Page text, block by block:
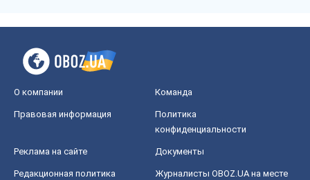
О компании Команда
Правовая информация
Политика
конфиденциальности
Реклама на сайте Документы
Редакционная политика
Журналисты OBOZ.UA на месте